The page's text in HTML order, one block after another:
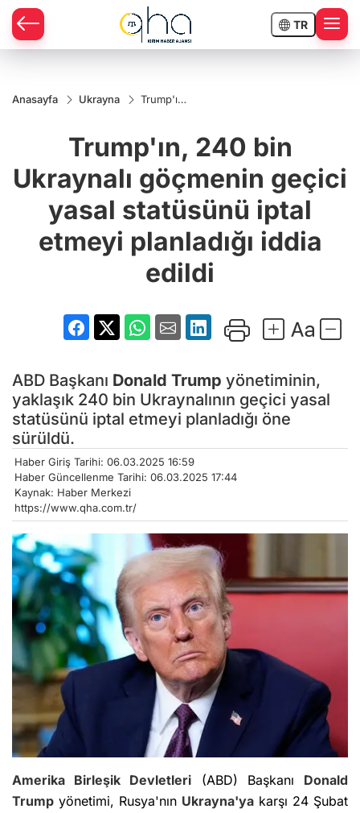
TR
Anasayfa Ukrayna
Trump'ın,
göçmenin
geçici
statüsünü
iptal
etmeyi
planladığı
edildi
Trump'ın, 240 bin
Ukraynalı göçmenin geçici
yasal statüsünü iptal
etmeyi planladığı iddia
edildi
ABD Başkanı Donald Trump yönetiminin,
yaklaşık 240 bin Ukraynalının geçici yasal
statüsünü iptal etmeyi planladığı öne
sürüldü.
Haber Giriş Tarihi: 06.03.2025 16:59
Haber Güncellenme Tarihi: 06.03.2025 17:44
Kaynak: Haber Merkezi
https://www.qha.com.tr/
Amerika Birleşik Devletleri (ABD) Başkanı Donald
Trump yönetimi, Rusya'nın Ukrayna'ya karşı 24 Şubat